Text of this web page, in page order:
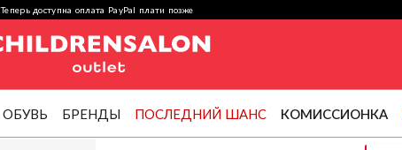
Теперь доступна оплата PayPal плати позже
ОБУВЬ БРЕНДЫ ПОСЛЕДНИЙ ШАНС КОМИССИОНКА